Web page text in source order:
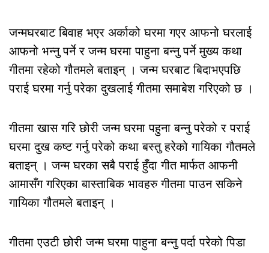
जन्मघरबाट बिवाह भएर अर्काको घरमा गएर आफनो घरलाई
आफनो भन्नु पर्ने र जन्म घरमा पाहुना बन्नु पर्ने मुख्य कथा
गीतमा रहेको गौतमले बताइन् । जन्म घरबाट बिदाभएपछि
पराई घरमा गर्नु परेका दुखलाई गीतमा समाबेश गरिएको छ ।
गीतमा खास गरि छोरी जन्म घरमा पहुना बन्नु परेको र पराई
घरमा दुख कष्ट गर्नु परेको कथा बस्तु हरेको गायिका गौतमले
बताइन् । जन्म घरका सबै पराई हुँदा गीत मार्फत आफनी
आमासँग गरिएका बास्ताबिक भावहरु गीतमा पाउन सकिने
गायिका गौतमले बताइन् ।
गीतमा एउटी छोरी जन्म घरमा पाहुना बन्नु पर्दा परेको पिडा